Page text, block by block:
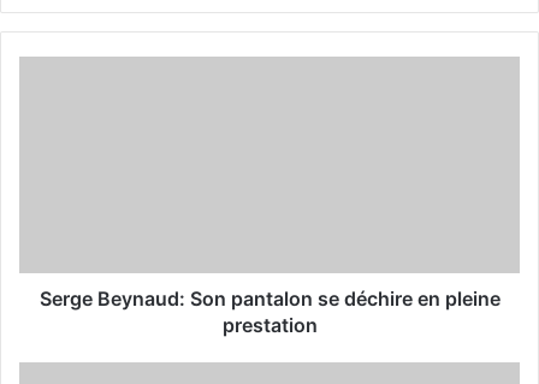
y
Serge Beynaud: Son pantalon se déchire en pleine
prestation